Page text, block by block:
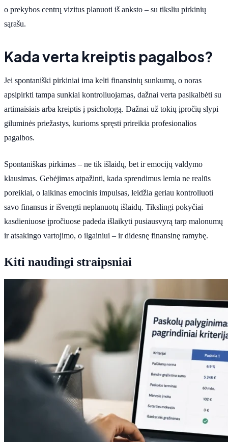
o prekybos centrų vizitus planuoti iš anksto – su tiksliu pirkinių
sąrašu.
Kada verta kreiptis pagalbos?
Jei spontaniški pirkiniai ima kelti finansinių sunkumų, o noras
apsipirkti tampa sunkiai kontroliuojamas, dažnai verta pasikalbėti su
artimaisiais arba kreiptis į psichologą. Dažnai už tokių įpročių slypi
giluminės priežastys, kurioms spręsti prireikia profesionalios
pagalbos.
Spontaniškas pirkimas – ne tik išlaidų, bet ir emocijų valdymo
klausimas. Gebėjimas atpažinti, kada sprendimus lemia ne realūs
poreikiai, o laikinas emocinis impulsas, leidžia geriau kontroliuoti
savo finansus ir išvengti neplanuotų išlaidų. Tikslingi pokyčiai
kasdieniuose įpročiuose padeda išlaikyti pusiausvyrą tarp malonumų
ir atsakingo vartojimo, o ilgainiui – ir didesnę finansinę ramybę.
Kiti naudingi straipsniai